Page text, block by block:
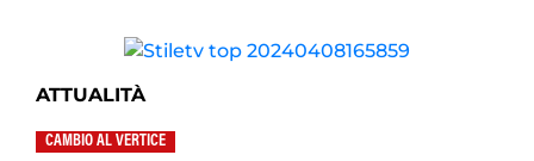
ATTUALITÀ
CAMBIO AL VERTICE